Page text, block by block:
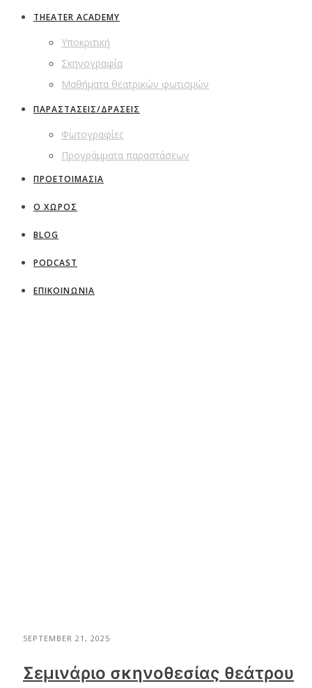
THEATER ACADEMY
Υποκριτική
Σκηνογραφία
Μαθήματα θεατρικών φωτισμών
ΠΑΡΑΣΤΑΣΕΙΣ/ΔΡΑΣΕΙΣ
Φωτογραφίες
Προγράμματα παραστάσεων
ΠΡΟΕΤΟΙΜΑΣΙΑ
Ο ΧΩΡΟΣ
BLOG
PODCAST
ΕΠΙΚΟΙΝΩΝΙΑ
SEPTEMBER 21, 2025
Σεμινάριο σκηνοθεσίας θεάτρου